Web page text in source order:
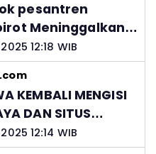
pesantren
Meninggalkan
Mantan
Bertanggung
12:18 WIB
KEMBALI MENGISI
DAN SITUS
12:14 WIB